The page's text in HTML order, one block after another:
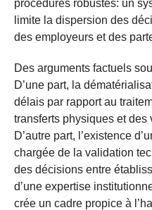
procédures robustes: un
limite la dispersion des
des employeurs et des
Des arguments factuels
D’une part, la
délais par rapport au
transferts physiques et
D’autre part, l’existence
chargée de la validation
des décisions entre
d’une expertise
crée un cadre propice à